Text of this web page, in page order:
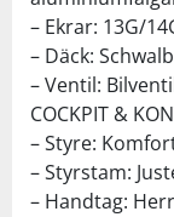
– Ekrar: 13G/
– Däck:
– Ventil:
COCKPIT &
– Styre:
– Styrstam:
– Handtag: